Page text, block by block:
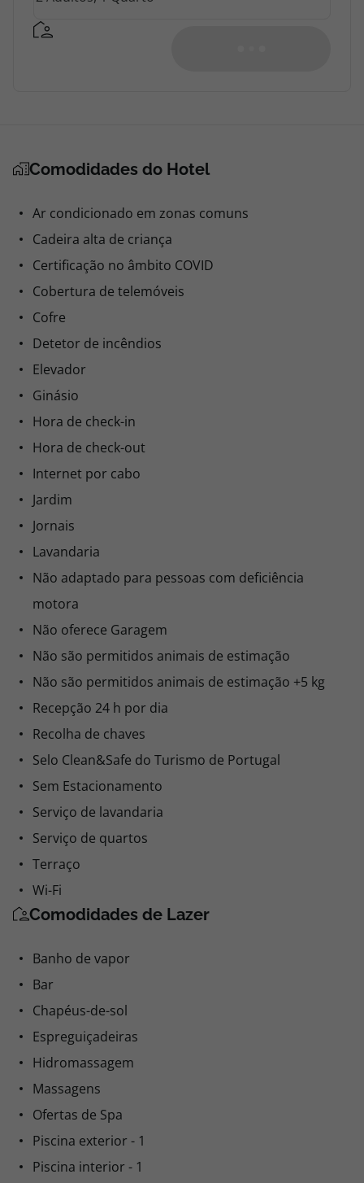
Comodidades do Hotel
Ar condicionado em zonas comuns
Cadeira alta de criança
Certificação no âmbito COVID
Cobertura de telemóveis
Cofre
Detetor de incêndios
Elevador
Ginásio
Hora de check-in
Hora de check-out
Internet por cabo
Jardim
Jornais
Lavandaria
Não adaptado para pessoas com deficiência
motora
Não oferece Garagem
Não são permitidos animais de estimação
Não são permitidos animais de estimação +5 kg
Recepção 24 h por dia
Recolha de chaves
Selo Clean&Safe do Turismo de Portugal
Sem Estacionamento
Serviço de lavandaria
Serviço de quartos
Terraço
Wi-Fi
Comodidades de Lazer
Banho de vapor
Bar
Chapéus-de-sol
Espreguiçadeiras
Hidromassagem
Massagens
Ofertas de Spa
Piscina exterior - 1
Piscina interior - 1